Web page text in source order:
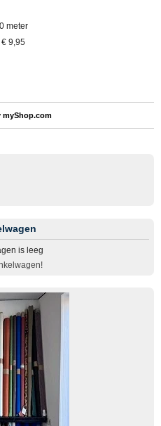
meter
€ 9,95
myShop.com
is leeg